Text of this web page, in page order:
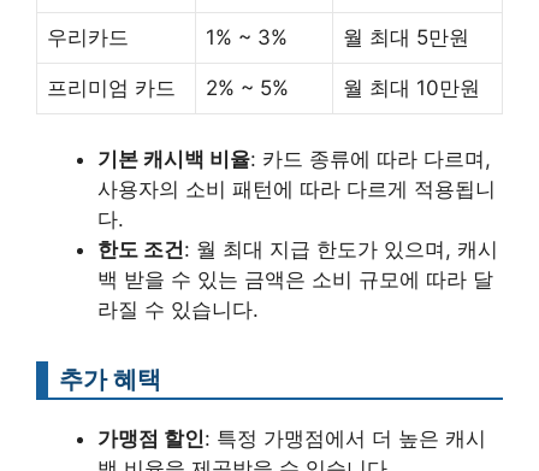
우리카드 1% ~ 3% 월 최대 5만원
프리미엄 카드 2% ~ 5% 월 최대 10만원
기본 캐시백 비율: 카드 종류에 따라 다르며,
사용자의 소비 패턴에 따라 다르게 적용됩니
다.
한도 조건: 월 최대 지급 한도가 있으며, 캐시
백 받을 수 있는 금액은 소비 규모에 따라 달
라질 수 있습니다.
추가 혜택
가맹점 할인: 특정 가맹점에서 더 높은 캐시